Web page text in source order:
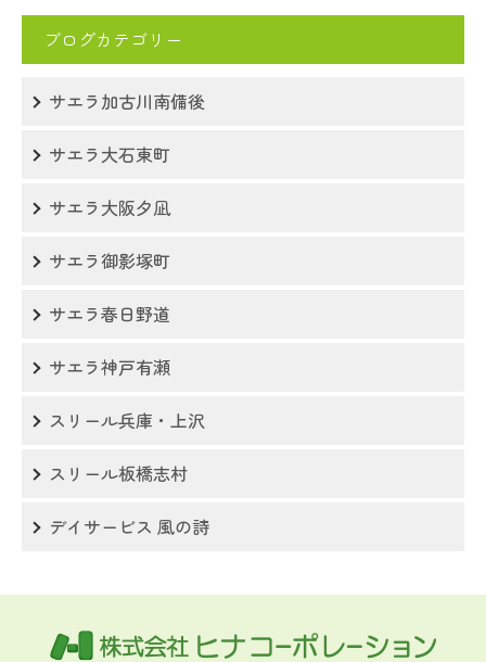
ブログカテゴリー
サエラ加古川南備後
サエラ大石東町
サエラ大阪夕凪
サエラ御影塚町
サエラ春日野道
サエラ神戸有瀬
スリール兵庫・上沢
スリール板橋志村
デイサービス 風の詩